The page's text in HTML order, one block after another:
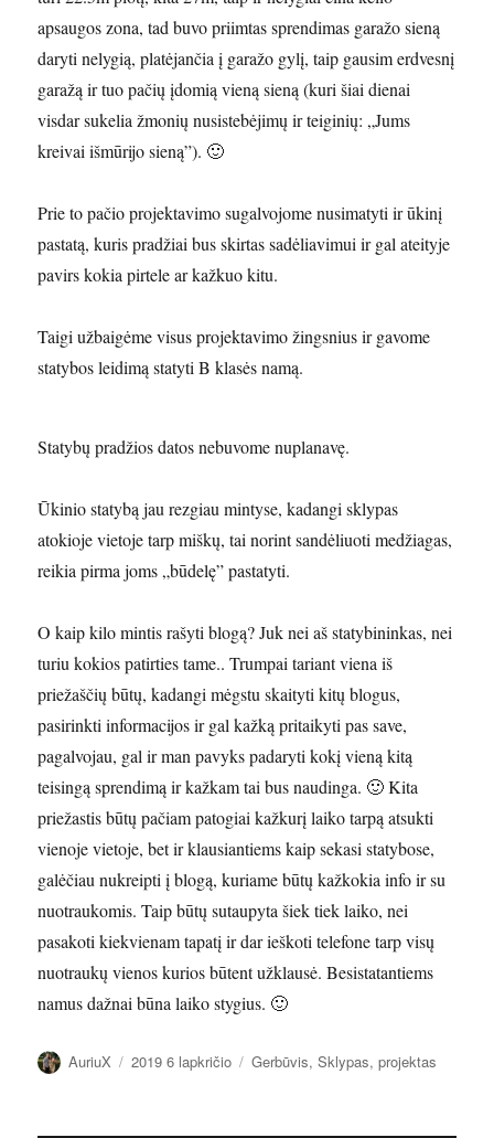
apsaugos zona, tad buvo priimtas sprendimas garažo sieną
daryti nelygią, platėjančia į garažo gylį, taip gausim erdvesnį
garažą ir tuo pačių įdomią vieną sieną (kuri šiai dienai
visdar sukelia žmonių nusistebėjimų ir teiginių: „Jums
kreivai išmūrijo sieną”). 🙂
Prie to pačio projektavimo sugalvojome nusimatyti ir ūkinį
pastatą, kuris pradžiai bus skirtas sadėliavimui ir gal ateityje
pavirs kokia pirtele ar kažkuo kitu.
Taigi užbaigėme visus projektavimo žingsnius ir gavome
statybos leidimą statyti B klasės namą.
Statybų pradžios datos nebuvome nuplanavę.
Ūkinio statybą jau rezgiau mintyse, kadangi sklypas
atokioje vietoje tarp miškų, tai norint sandėliuoti medžiagas,
reikia pirma joms „būdelę” pastatyti.
O kaip kilo mintis rašyti blogą? Juk nei aš statybininkas, nei
turiu kokios patirties tame.. Trumpai tariant viena iš
priežaščių būtų, kadangi mėgstu skaityti kitų blogus,
pasirinkti informacijos ir gal kažką pritaikyti pas save,
pagalvojau, gal ir man pavyks padaryti kokį vieną kitą
teisingą sprendimą ir kažkam tai bus naudinga. 🙂 Kita
priežastis būtų pačiam patogiai kažkurį laiko tarpą atsukti
vienoje vietoje, bet ir klausiantiems kaip sekasi statybose,
galėčiau nukreipti į blogą, kuriame būtų kažkokia info ir su
nuotraukomis. Taip būtų sutaupyta šiek tiek laiko, nei
pasakoti kiekvienam tapatį ir dar ieškoti telefone tarp visų
nuotraukų vienos kurios būtent užklausė. Besistatantiems
namus dažnai būna laiko stygius. 🙂
Autorius
AuriuX Paskelbta
2019 6 lapkričio Kategorijos
Gerbūvis,Sklypas, projektas